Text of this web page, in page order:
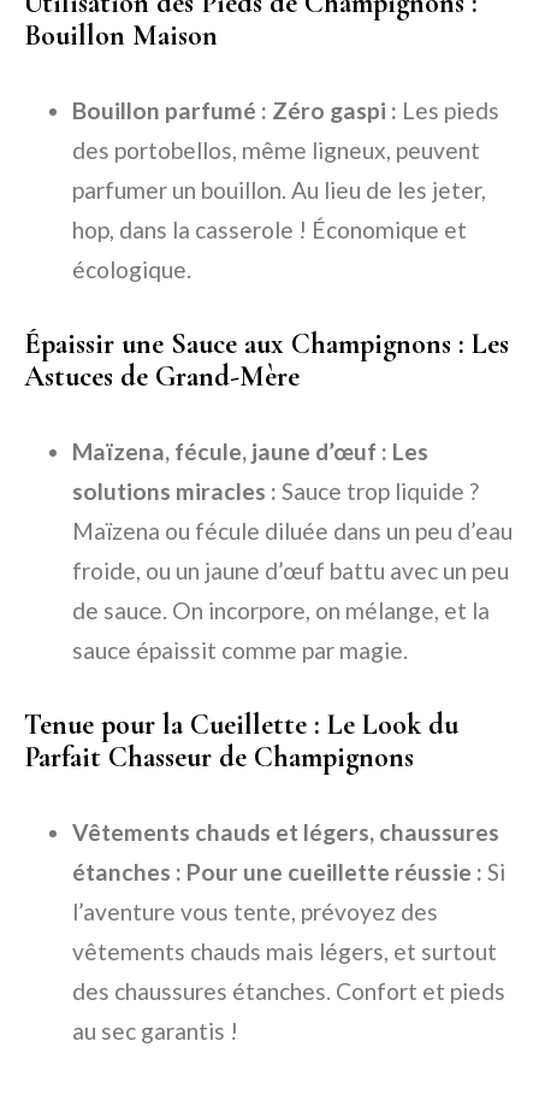
Bouillon Maison
Bouillon parfumé : Zéro gaspi : Les pieds
des portobellos, même ligneux, peuvent
parfumer un bouillon. Au lieu de les jeter,
hop, dans la casserole ! Économique et
écologique.
Épaissir une Sauce aux Champignons : Les
Astuces de Grand-Mère
Maïzena, fécule, jaune d’œuf : Les
solutions miracles : Sauce trop liquide ?
Maïzena ou fécule diluée dans un peu d’eau
froide, ou un jaune d’œuf battu avec un peu
de sauce. On incorpore, on mélange, et la
sauce épaissit comme par magie.
Tenue pour la Cueillette : Le Look du
Parfait Chasseur de Champignons
Vêtements chauds et légers, chaussures
étanches : Pour une cueillette réussie : Si
l’aventure vous tente, prévoyez des
vêtements chauds mais légers, et surtout
des chaussures étanches. Confort et pieds
au sec garantis !